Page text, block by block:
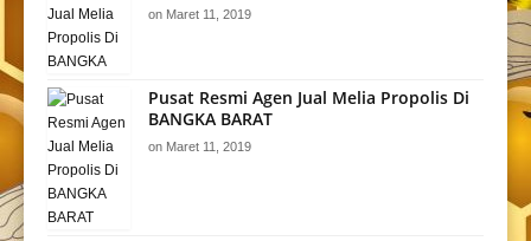
on Maret 11, 2019
Pusat Resmi Agen Jual Melia Propolis Di
BANGKA BARAT
on Maret 11, 2019